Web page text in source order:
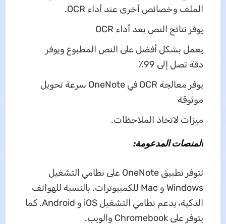
الملف وخصائص أخرى عند أداء OCR.
يوفر نتائج النص بعد أداء OCR
يعمل بشكل أفضل على النص المطبوع ويوفر
دقة تصل إلى 99٪
يوفر معالجة OCR في OneNote سرعة تحويل
موثوقة
ميزات لاتخاذ الملاحظات.
المنصات المدعومة:
تتوفر تطبيق OneNote على نظامي التشغيل
Windows و Mac للكمبيوترات. بالنسبة للهواتف
الذكية، يدعم نظامي التشغيل iOS و Android. كما
يتوفر على Chromebook والويب.